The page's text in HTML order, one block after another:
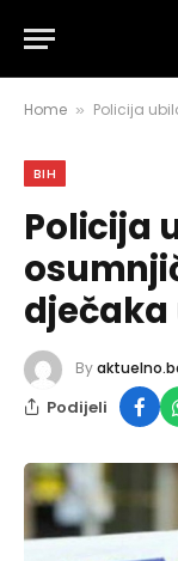
Home » Policija ubila
BIH
Policija
dječaka
By
Podijeli